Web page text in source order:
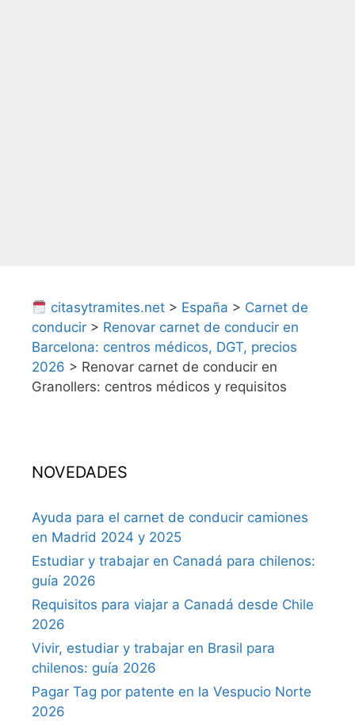
citasytramites.net > España > Carnet de
conducir > Renovar carnet de conducir en
Barcelona: centros médicos, DGT, precios
2026 > Renovar carnet de conducir en
Granollers: centros médicos y requisitos
NOVEDADES
Ayuda para el carnet de conducir camiones
en Madrid 2024 y 2025
Estudiar y trabajar en Canadá para chilenos:
guía 2026
Requisitos para viajar a Canadá desde Chile
2026
Vivir, estudiar y trabajar en Brasil para
chilenos: guía 2026
Pagar Tag por patente en la Vespucio Norte
2026